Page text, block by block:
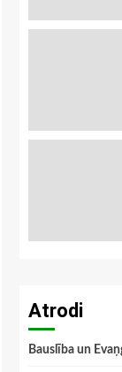
Atrodi
Bauslība un